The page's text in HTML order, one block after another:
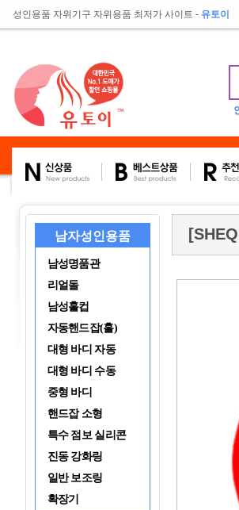
성인용품 자위기구 자위용품 최저가 사이트 - 유토이
남자성인용품
남성명품관
리얼돌
남성홀컵
자동핸드잡(홀)
대형 바디 자동
대형 바디 수동
중형 바디
핸드잡 소형
특수 점보 실리콘
진동 강화링
일반 보조링
확장기